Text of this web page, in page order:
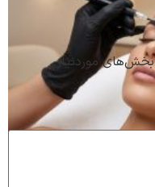
بخش‌های موردنیاز